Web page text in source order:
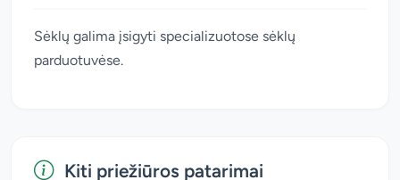
Sėklų galima įsigyti specializuotose sėklų
parduotuvėse.
Kiti priežiūros patarimai